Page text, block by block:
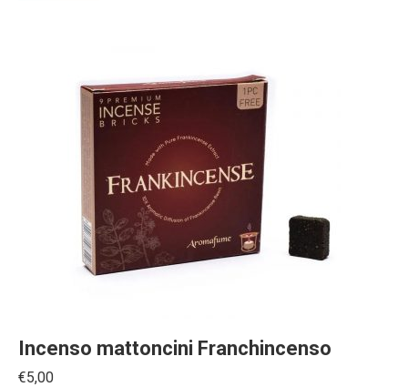
Incenso mattoncini Franchincenso
€5,00